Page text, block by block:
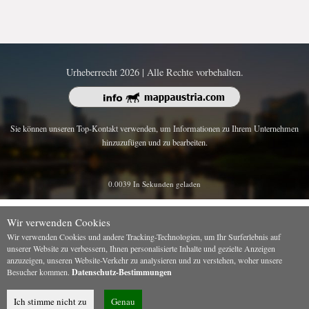
Urheberrecht 2026 | Alle Rechte vorbehalten.
Sie können unseren Top-Kontakt verwenden, um Informationen zu Ihrem Unternehmen
hinzuzufügen und zu bearbeiten.
0.0039 In Sekunden geladen
Wir verwenden Cookies
Wir verwenden Cookies und andere Tracking-Technologien, um Ihr Surferlebnis auf
unserer Website zu verbessern, Ihnen personalisierte Inhalte und gezielte Anzeigen
anzuzeigen, unseren Website-Verkehr zu analysieren und zu verstehen, woher unsere
Besucher kommen. Datenschutz-Bestimmungen
Ich stimme nicht zu Genau